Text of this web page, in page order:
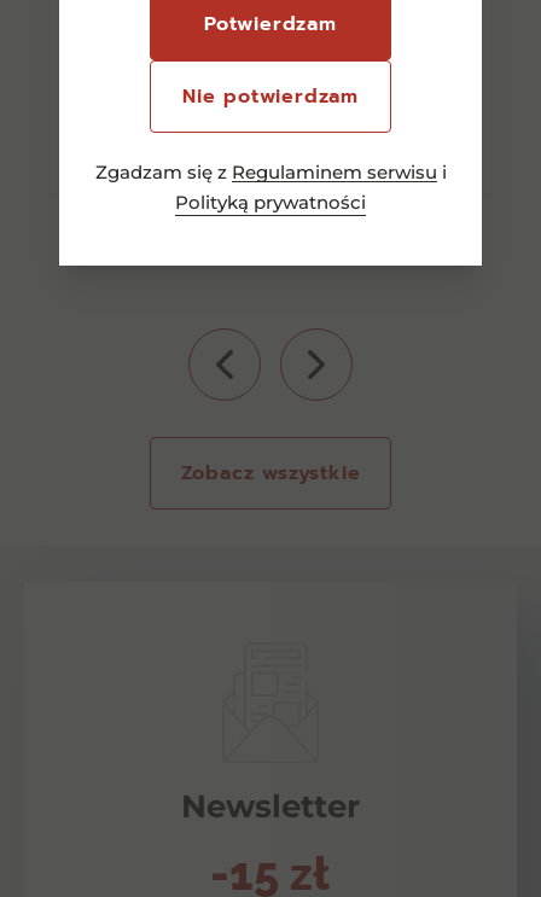
Potwierdzam
Nie potwierdzam
Zgadzam się z Regulaminem serwisu i
Polityką prywatności
Dodaj do koszyka
Zobacz wszystkie
Newsletter
-15 zł